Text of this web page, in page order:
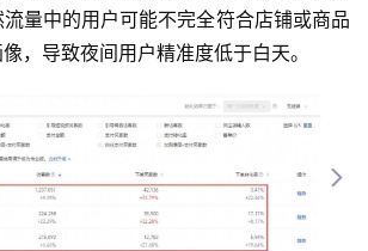
量中的用户可能不完全符合店铺或商品
，导致夜间用户精准度低于白天。